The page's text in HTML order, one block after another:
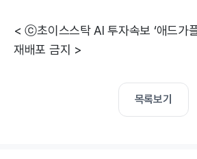
< ⓒ초이스스탁 AI 투자속보 ‘애드가
재배포 금지 >
목록보기